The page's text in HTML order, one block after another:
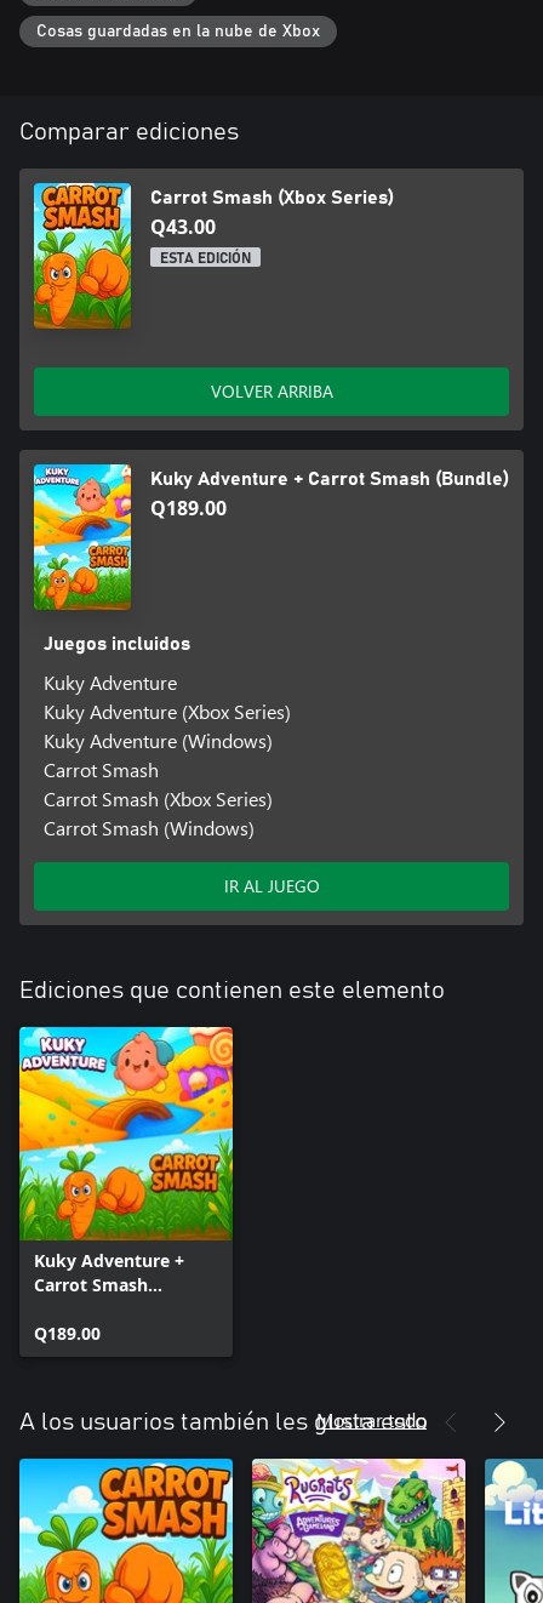
Cosas guardadas en la nube de Xbox
Comparar ediciones
Carrot Smash (Xbox Series)
Q43.00
ESTA EDICIÓN
VOLVER ARRIBA
Kuky Adventure + Carrot Smash (Bundle)
Q189.00
Juegos incluidos
Kuky Adventure
Kuky Adventure (Xbox Series)
Kuky Adventure (Windows)
Carrot Smash
Carrot Smash (Xbox Series)
Carrot Smash (Windows)
IR AL JUEGO
Ediciones que contienen este elemento
Kuky Adventure +
Carrot Smash
Q189.00
A los usuarios también les gusta esto
Mostrar todo